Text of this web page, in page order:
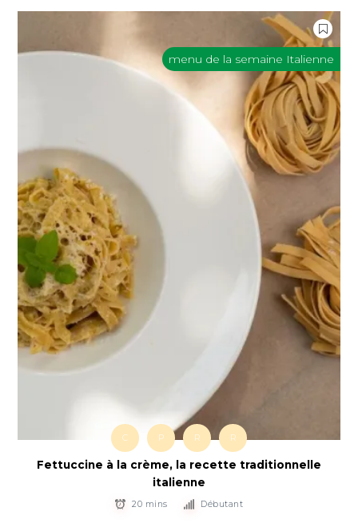
menu de la semaine Italienne
C P R R
Fettuccine à la crème, la recette traditionnelle
italienne
20 mins Débutant